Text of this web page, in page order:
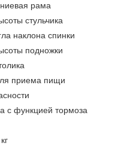
рама
стульчика
наклона спинки
подножки
приема пищи
с функцией тормоза